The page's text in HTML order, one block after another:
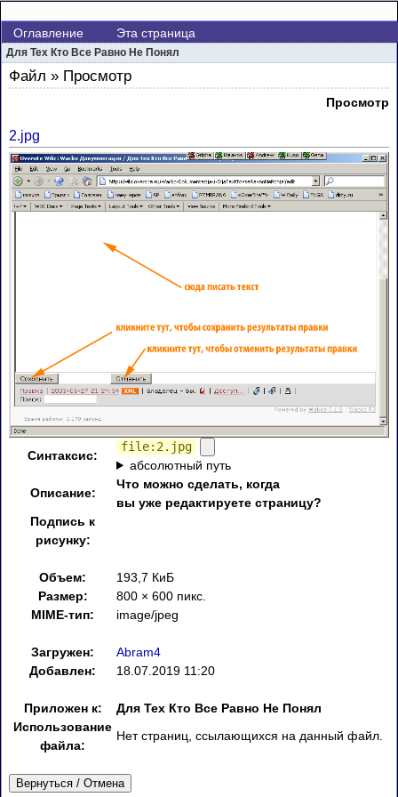
Оглавление Эта страница
Для Тех Кто Все Равно Не Понял
Файл » Просмотр
Просмотр
2.jpg
Синтаксис:
file:2.jpg
абсолютный путь
Описание:
Что можно сделать, когда
вы уже редактируете страницу?
Подпись к
рисунку:
Объем:
193,7 КиБ
Размер:
800 × 600 пикс.
MIME-тип:
image/jpeg
Загружен:
Abram4
Добавлен:
18.07.2019 11:20
Приложен к:
Для Тех Кто Все Равно Не Понял
Использование
файла:
Нет страниц, ссылающихся на данный файл.
Вернуться / Отмена